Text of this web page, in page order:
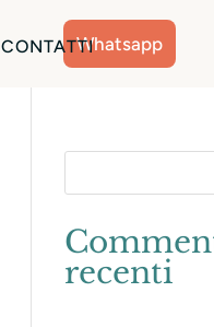
CONTATTIWhatsapp
recenti